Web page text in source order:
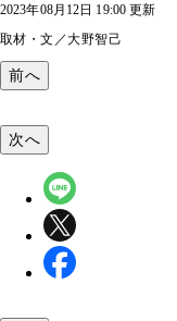
2023年08月12日 19:00 更新
取材・文／大野智己
前へ
次へ